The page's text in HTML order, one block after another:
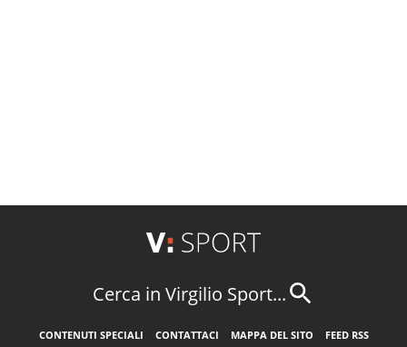
Cerca in Virgilio Sport...
CONTENUTI SPECIALI CONTATTACI MAPPA DEL SITO
FEED RSS